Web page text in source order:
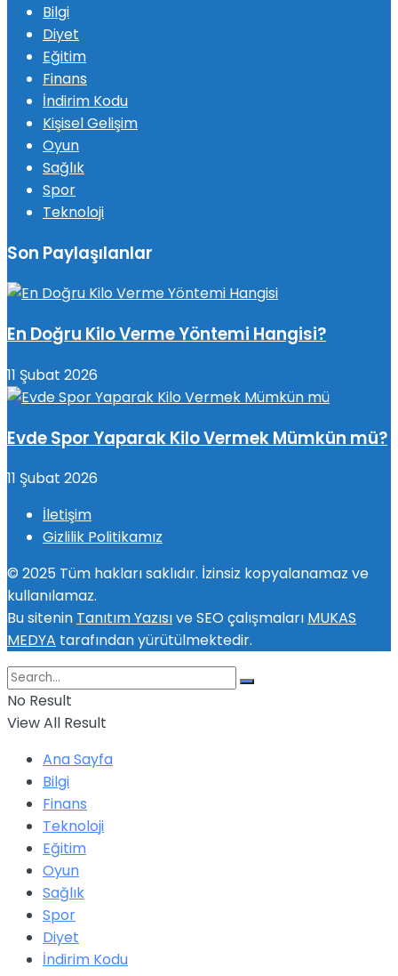
Bilgi
Diyet
Eğitim
Finans
İndirim Kodu
Kişisel Gelişim
Oyun
Sağlık
Spor
Teknoloji
Son Paylaşılanlar
En Doğru Kilo Verme Yöntemi Hangisi?
11 Şubat 2026
Evde Spor Yaparak Kilo Vermek Mümkün mü?
11 Şubat 2026
İletişim
Gizlilik Politikamız
© 2025 Tüm hakları saklıdır. İzinsiz kopyalanamaz ve
kullanılamaz.
Bu sitenin Tanıtım Yazısıve SEO çalışmaları MUKAS
MEDYA tarafından yürütülmektedir.
No Result
View All Result
Ana Sayfa
Bilgi
Finans
Teknoloji
Eğitim
Oyun
Sağlık
Spor
Diyet
İndirim Kodu